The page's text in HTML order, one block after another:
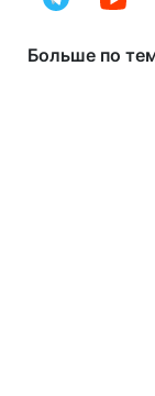
Больше по